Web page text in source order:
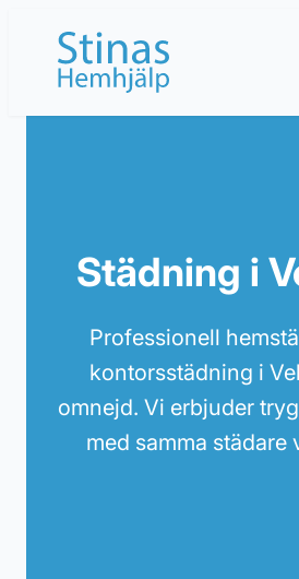
innehåll
Städning i
Professionell
kontorsstädning i
omnejd. Vi erbjuder
med samma städare